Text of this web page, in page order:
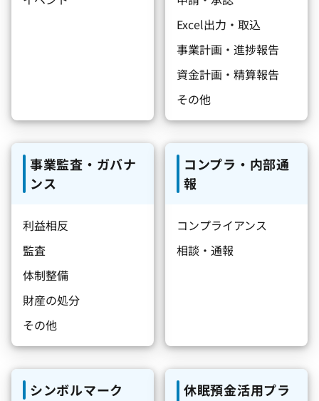
Excel出力・取込
事業計画・進捗報告
資金計画・精算報告
その他
事業監査・ガバナ
ンス
利益相反
監査
体制整備
財産の処分
その他
コンプラ・内部通
報
コンプライアンス
相談・通報
シンボルマーク
休眠預金活用プラ